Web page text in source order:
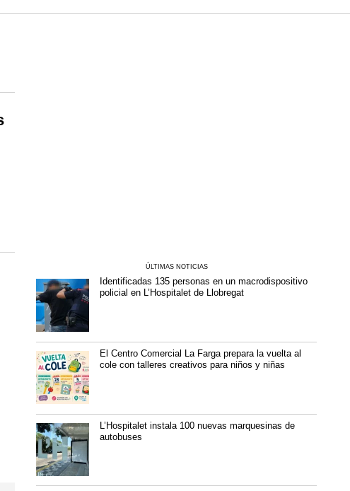
ÚLTIMAS NOTICIAS
Identificadas 135 personas en un macrodispositivo
policial en L’Hospitalet de Llobregat
El Centro Comercial La Farga prepara la vuelta al
cole con talleres creativos para niños y niñas
L’Hospitalet instala 100 nuevas marquesinas de
autobuses